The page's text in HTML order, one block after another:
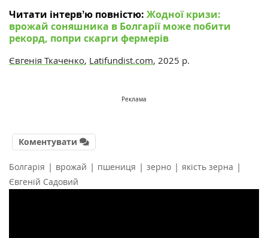
Читати інтервʼю повністю: Жодної кризи:
врожай соняшника в Болгарії може побити
рекорд, попри скарги фермерів
Євгенія Ткаченко, Latifundist.com, 2025 р.
Реклама
Коментувати
Болгарія | врожай | пшениця | зерно | якість зерна |
Євгеній Садовий